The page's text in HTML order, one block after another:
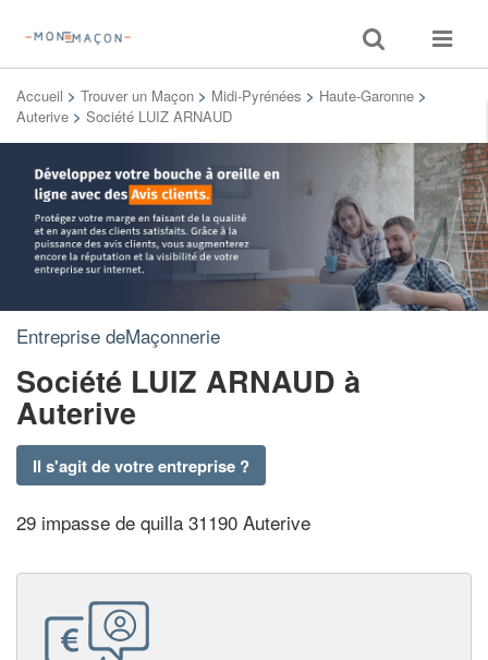
Toggle
search
Toggle
Accueil > Trouver un Maçon > Midi-Pyrénées > Haute-Garonne >
Auterive > Société LUIZ ARNAUD
Entreprise deMaçonnerie
Société LUIZ ARNAUD à
Auterive
Il s'agit de votre entreprise ?
29 impasse de quilla 31190 Auterive